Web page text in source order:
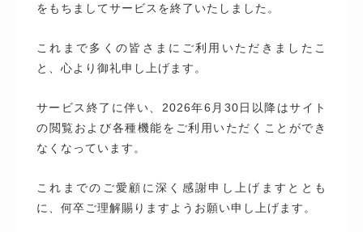
をもちましてサービスを終了いたしました。
これまで多くの皆さまにご利用いただきましたこ
と、心より御礼申し上げます。
サービス終了に伴い、2026年6月30日以降はサイト
の閲覧および各種機能をご利用いただくことができ
なくなっています。
これまでのご愛顧に深く感謝申し上げますととも
に、何卒ご理解賜りますようお願い申し上げます。